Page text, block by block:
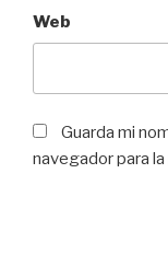
Web
Guarda mi
navegador para